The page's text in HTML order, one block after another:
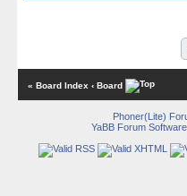
« Board Index ‹ Board
Phoner(Lite)
YaBB Forum Software